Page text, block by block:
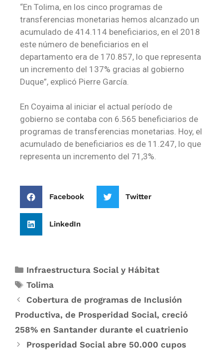
“En Tolima, en los cinco programas de
transferencias monetarias hemos alcanzado un
acumulado de 414.114 beneficiarios, en el 2018
este número de beneficiarios en el
departamento era de 170.857, lo que representa
un incremento del 137% gracias al gobierno
Duque”, explicó Pierre García.
En Coyaima al iniciar el actual período de
gobierno se contaba con 6.565 beneficiarios de
programas de transferencias monetarias. Hoy, el
acumulado de beneficiarios es de 11.247, lo que
representa un incremento del 71,3%.
Facebook Twitter
LinkedIn
Infraestructura Social y Hábitat
Tolima
Cobertura de programas de Inclusión
Productiva, de Prosperidad Social, creció
258% en Santander durante el cuatrienio
Prosperidad Social abre 50.000 cupos